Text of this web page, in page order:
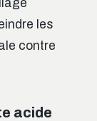
les
contre
acide